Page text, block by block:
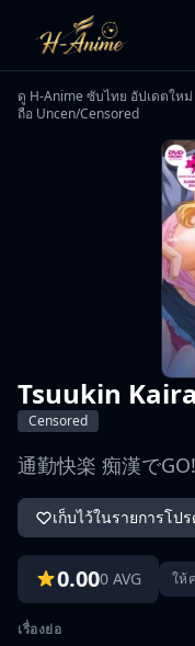
ดู H-Anime ซับไทย อัปเดตให
ถือ Uncen/Censored
Tsuukin
Censored
通勤快楽 痴漢で
เก็บไว้ในรายการโป
0.000 AVG ให้
เรื่องย่อ